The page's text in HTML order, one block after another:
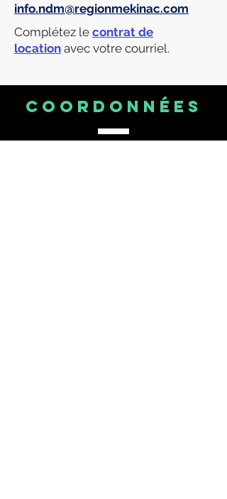
pour 1 h
info.ndm@regionmekinac.com
Complétez le contrat de
location avec votre courriel.
COORDONNÉES